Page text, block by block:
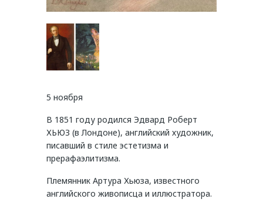
5 ноября
В 1851 году родился Эдвард Роберт
ХЬЮЗ (в Лондоне), английский художник,
писавший в стиле эстетизма и
прерафаэлитизма.
Племянник Артура Хьюза, известного
английского живописца и иллюстратора.